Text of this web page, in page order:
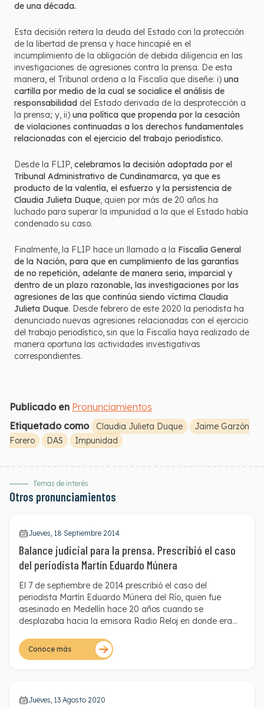
de una década.
Esta decisión reitera la deuda del Estado con la protección
de la libertad de prensa y hace hincapié en el
incumplimiento de la obligación de debida diligencia en las
investigaciones de agresiones contra la prensa. De esta
manera, el Tribunal ordena a la Fiscalía que diseñe: i) una
cartilla por medio de la cual se socialice el análisis de
responsabilidad del Estado derivada de la desprotección a
la prensa; y, ii) una política que propenda por la cesación
de violaciones continuadas a los derechos fundamentales
relacionadas con el ejercicio del trabajo periodístico.
Desde la FLIP, celebramos la decisión adoptada por el
Tribunal Administrativo de Cundinamarca, ya que es
producto de la valentía, el esfuerzo y la persistencia de
Claudia Julieta Duque, quien por más de 20 años ha
luchado para superar la impunidad a la que el Estado había
condenado su caso.
Finalmente, la FLIP hace un llamado a la Fiscalía General
de la Nación, para que en cumplimiento de las garantías
de no repetición, adelante de manera seria, imparcial y
dentro de un plazo razonable, las investigaciones por las
agresiones de las que continúa siendo víctima Claudia
Julieta Duque. Desde febrero de este 2020 la periodista ha
denunciado nuevas agresiones relacionadas con el ejercicio
del trabajo periodístico, sin que la Fiscalía haya realizado de
manera oportuna las actividades investigativas
correspondientes.
Publicado en Pronunciamientos
Etiquetado como
Claudia Julieta Duque
Jaime Garzón
Forero
DAS Impunidad
Temas de interés
Otros pronunciamientos
Jueves, 18 Septiembre 2014
Balance judicial para la prensa. Prescribió el caso
del periodista Martín Eduardo Múnera
El 7 de septiembre de 2014 prescribió el caso del
periodista Martín Eduardo Múnera del Río, quien fue
asesinado en Medellín hace 20 años cuando se
desplazaba hacia la emisora Radio Reloj en donde era
sindicato de Caracol.
Conoce más
Jueves, 13 Agosto 2020